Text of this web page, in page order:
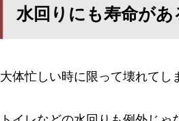
水回りにも寿命があ
大体忙しい時に限って壊れてし